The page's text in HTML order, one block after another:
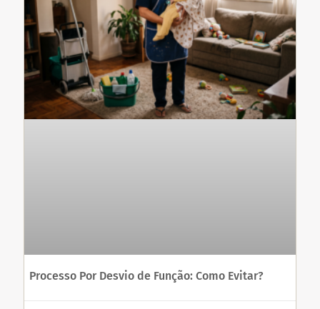
Processo Por Desvio de Função: Como Evitar?